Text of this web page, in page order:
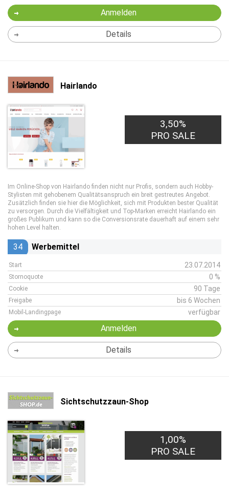
Anmelden
Details
Hairlando
3,50%
PRO SALE
Im Online-Shop von Hairlando finden nicht nur Profis, sondern auch Hobby-
Stylisten mit gehobenem Qualitätsanspruch ein breit gestreutes Angebot.
Zusätzlich finden sie hier die Möglichkeit, sich mit Produkten bester Qualität
zu versorgen. Durch die Vielfältigkeit und Top-Marken erreicht Hairlando ein
großes Publikum und kann so die Conversionsrate dauerhaft auf einem sehr
hohen Level halten.
34 Werbemittel
Start 23.07.2014
Stornoquote 0 %
Cookie 90 Tage
Freigabe bis 6 Wochen
Mobil-Landingpage verfügbar
Anmelden
Details
Sichtschutzzaun-Shop
1,00%
PRO SALE